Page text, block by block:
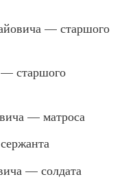
— старшого
старшого
— матроса
— солдата